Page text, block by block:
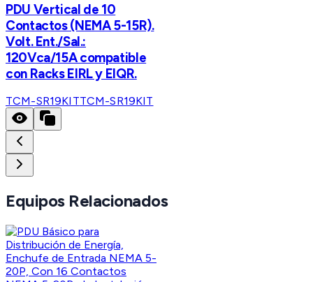
PDU Vertical de 10
Contactos (NEMA 5-15R).
Volt. Ent./Sal.:
120Vca/15A compatible
con Racks EIRL y EIQR.
TCM-SR19KITTCM-SR19KIT
Equipos Relacionados